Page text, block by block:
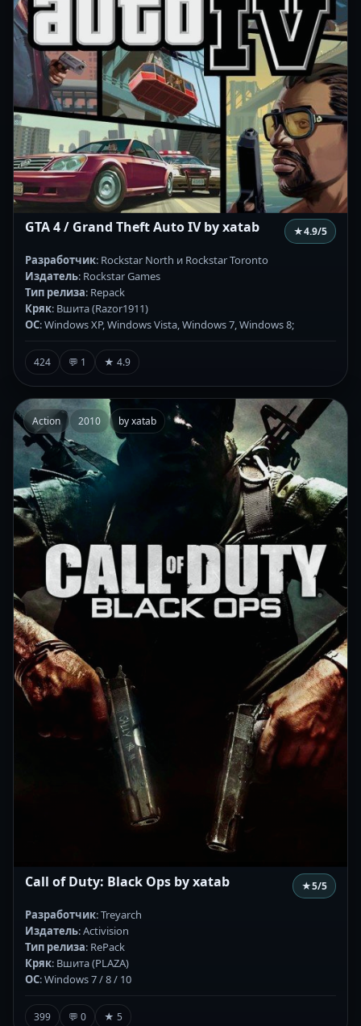
GTA 4 / Grand Theft Auto IV by xatab ★4.9/5
Разработчик: Rockstar North и Rockstar Toronto
Издатель: Rockstar Games
Тип релиза: Repack
Кряк: Вшита (Razor1911)
ОС: Windows ХР, Windows Vista, Windows 7, Windows 8;
424 💬 1 ★ 4.9
Action 2010 by xatab
Call of Duty: Black Ops by xatab ★5/5
Разработчик: Treyarch
Издатель: Activision
Тип релиза: RePack
Кряк: Вшита (PLAZA)
ОС: Windows 7 / 8 / 10
399 💬 0 ★ 5